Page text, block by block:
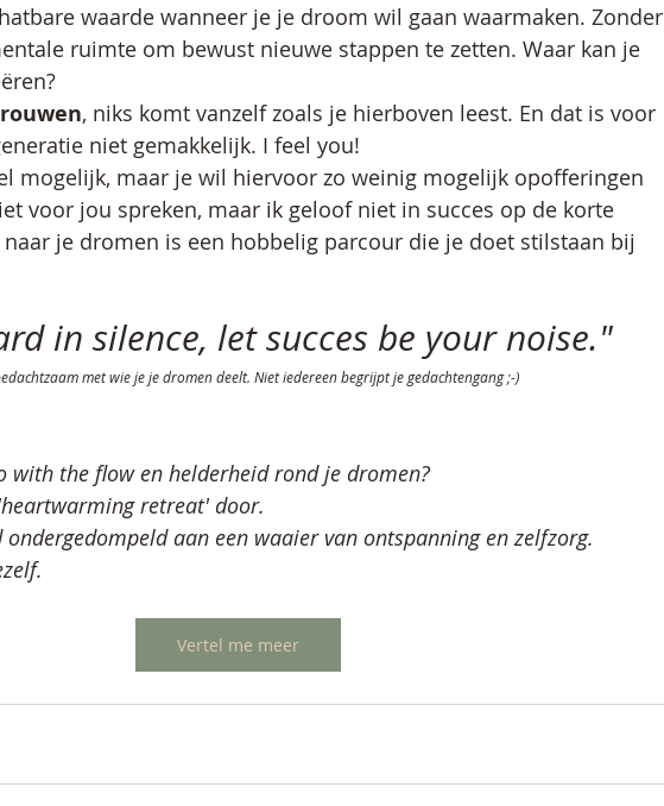
waarde wanneer je je droom wil gaan waarmaken. Zonder
ruimte om bewust nieuwe stappen te zetten. Waar kan je
, niks komt vanzelf zoals je hierboven leest. En dat is voor
niet gemakkelijk. I feel you!
mogelijk, maar je wil hiervoor zo weinig mogelijk opofferingen
voor jou spreken, maar ik geloof niet in succes op de korte
je dromen is een hobbelig parcour die je doet stilstaan bij
in silence, let succes be your noise."
met wie je je dromen deelt. Niet iedereen begrijpt je gedachtengang ;-)
with the flow en helderheid rond je dromen?
retreat' door.
ondergedompeld aan een waaier van ontspanning en zelfzorg.
Vertel me meer